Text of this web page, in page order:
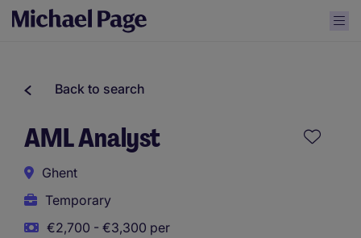
Back to search
AML Analyst
Ghent
Temporary
€2,700 - €3,300 per